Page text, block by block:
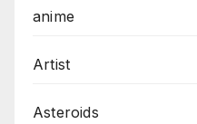
anime
Artist
Asteroids